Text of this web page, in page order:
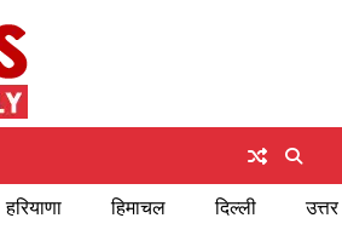
हरियाणा हिमाचल दिल्ली